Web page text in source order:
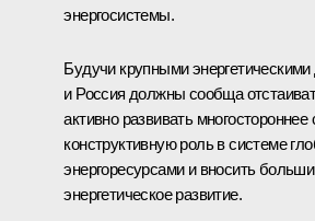
энергосистемы.
Будучи крупными
и Россия должны сообща
активно развивать многостороннее
конструктивную роль в системе
энергоресурсами и вносить
энергетическое развитие.